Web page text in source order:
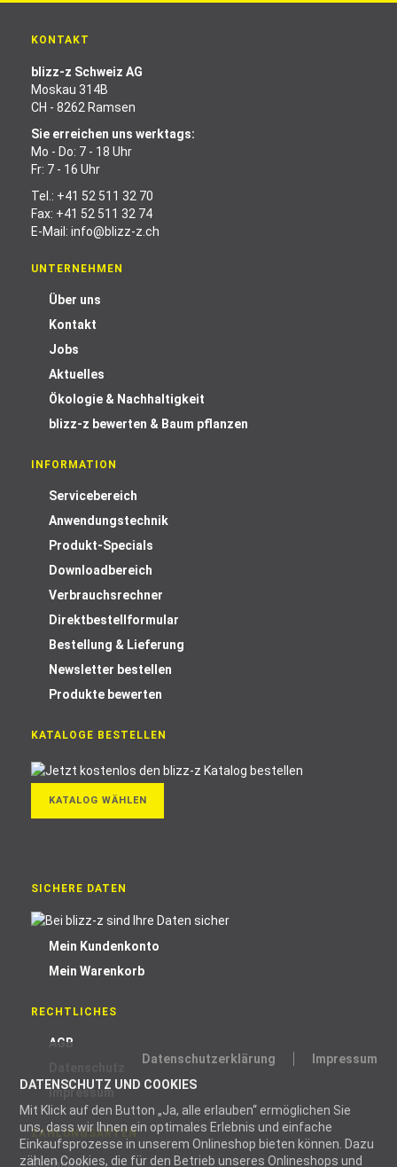
Datenschutzerklärung
Impressum
DATENSCHUTZ UND COOKIES
Mit Klick auf den Button „Ja, alle erlauben“ ermöglichen Sie
uns, dass wir Ihnen ein optimales Erlebnis und einfache
Einkaufsprozesse in unserem Onlineshop bieten können. Dazu
zählen Cookies, die für den Betrieb unseres Onlineshops und
KONTAKT
blizz-z Schweiz AG
Moskau 314B
CH - 8262 Ramsen
Sie erreichen uns werktags:
Mo - Do: 7 - 18 Uhr
Fr: 7 - 16 Uhr
Tel.: +41 52 511 32 70
Fax: +41 52 511 32 74
E-Mail: info@blizz-z.ch
UNTERNEHMEN
Über uns
Kontakt
Jobs
Aktuelles
Ökologie & Nachhaltigkeit
blizz-z bewerten & Baum pflanzen
INFORMATION
Servicebereich
Anwendungstechnik
Produkt-Specials
Downloadbereich
Verbrauchsrechner
Direktbestellformular
Bestellung & Lieferung
Newsletter bestellen
Produkte bewerten
KATALOGE BESTELLEN
KATALOG WÄHLEN
SICHERE DATEN
Mein Kundenkonto
Mein Warenkorb
RECHTLICHES
AGB
Impressum
ZAHLUNGSARTEN